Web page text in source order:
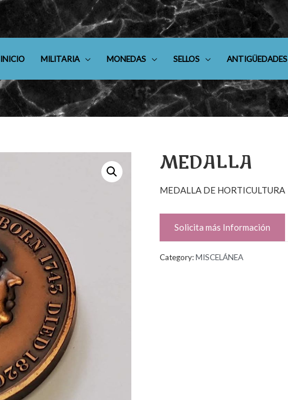
INICIO MILITARIA MONEDAS SELLOS ANTIGÜEDADES
MEDALLA
MEDALLA DE HORTICULTURA
Solicita más Información
Category:MISCELÁNEA